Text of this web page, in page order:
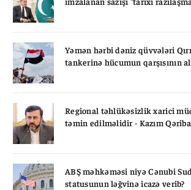
Yəmən hərbi dəniz qüvvələri
tankerinə hücumun qarşısının
Regional təhlükəsizlik xarici
təmin edilməlidir - Kazım
ABŞ məhkəməsi niyə Cənubi
statusunun ləğvinə icazə verib?